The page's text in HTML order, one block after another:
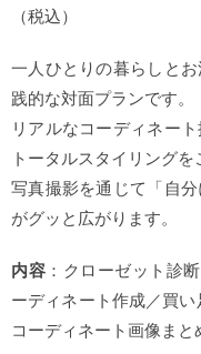
（税込）
一人ひとりの暮らしと
践的な対面プランです。
リアルなコーディネー
トータルスタイリングを
写真撮影を通じて「自
がグッと広がります。
内容 ：クローゼット診
ーディネート作成／買
コーディネート画像まと